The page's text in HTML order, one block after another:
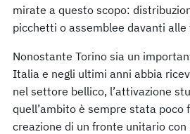
mirate a questo scopo:
picchetti o assemblee davanti alle
Nonostante Torino sia un
Italia e negli ultimi anni abbia
nel settore bellico, l’attivazione
quell’ambito è sempre stata poco
creazione di un fronte unitario con